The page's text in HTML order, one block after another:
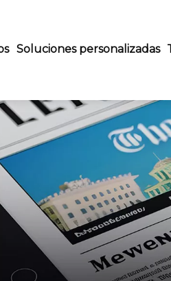
Soluciones personalizadas